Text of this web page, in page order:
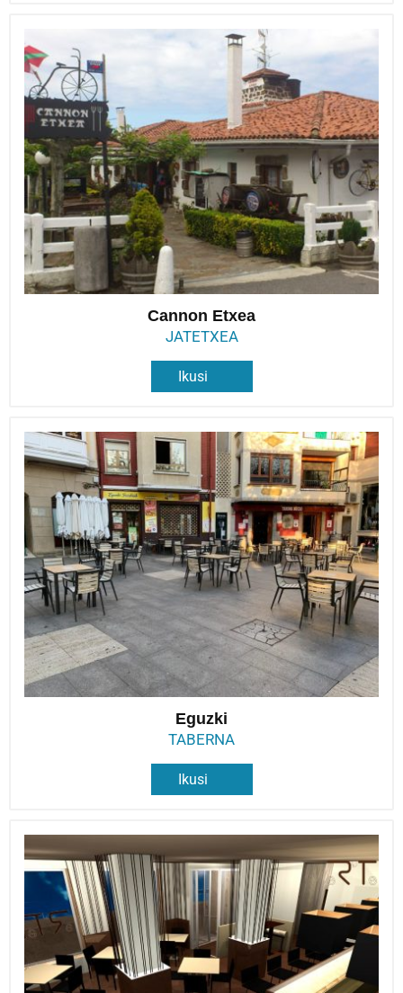
Cannon Etxea
JATETXEA
Ikusi
Eguzki
TABERNA
Ikusi